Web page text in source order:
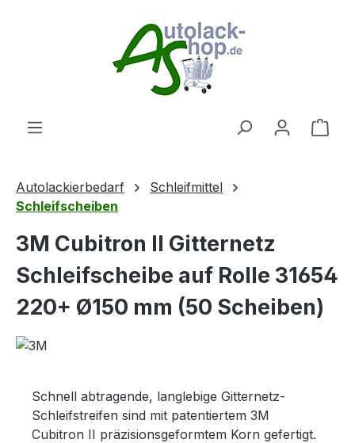
Autolackierbedarf
Schleifmittel
Schleifscheiben
3M Cubitron II Gitternetz
Schleifscheibe auf Rolle 31654
220+ Ø150 mm (50 Scheiben)
Schnell abtragende, langlebige Gitternetz-
Schleifstreifen sind mit patentiertem 3M
Cubitron II präzisionsgeformtem Korn gefertigt.